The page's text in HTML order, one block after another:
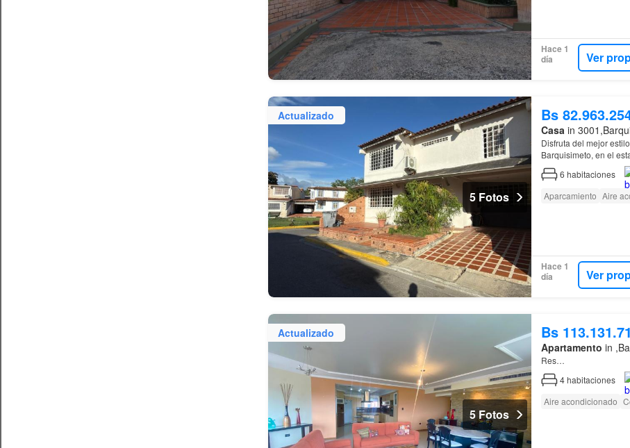
Hace 1
día
Ver
Actualizado
5 Fotos
Bs
Casain
Disfruta del mejor
Barquisimeto, en el
6 habitaciones
Aparcamiento Aire
Hace 1
día
Ver
Actualizado
5 Fotos
Bs
Apartamento in
Res…
4habitaciones
Aire acondicionado